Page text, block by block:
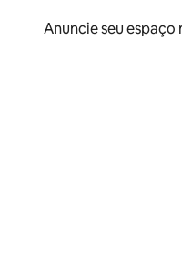
Anuncie seu espaço